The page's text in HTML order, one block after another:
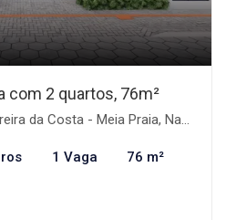
com 2 quartos, 76m²
Costa - Meia Praia, Navegantes-SC
1 Vaga 76 m²